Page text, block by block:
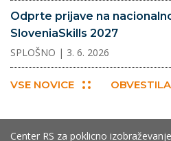
Odprte prijave na
SloveniaSkills 2027
SPLOŠNO | 3. 6. 2026
VSE NOVICE OBVESTILA
Center RS za poklicno